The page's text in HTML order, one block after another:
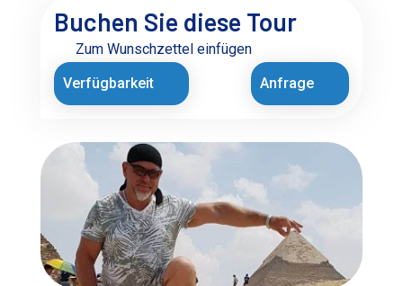
Buchen Sie diese Tour
Zum Wunschzettel einfügen
Verfügbarkeit
Anfrage